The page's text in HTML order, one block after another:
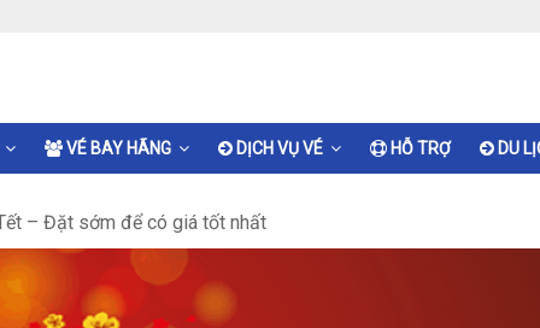
VÉ BAY HÃNG DỊCH VỤ VÉ HỖ TRỢ DU
– Đặt sớm để có giá tốt nhất